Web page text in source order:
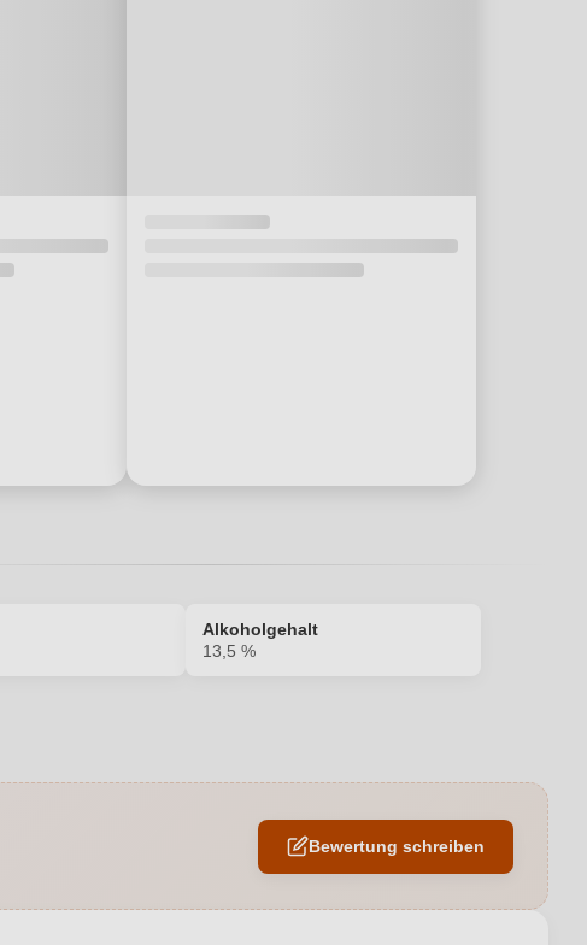
Alkoholgehalt
13,5 %
EU
IT-BIO-006
Bewertung schreiben